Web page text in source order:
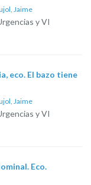
Jaime
y VI
eco. El bazo tiene
Jaime
y VI
Eco.